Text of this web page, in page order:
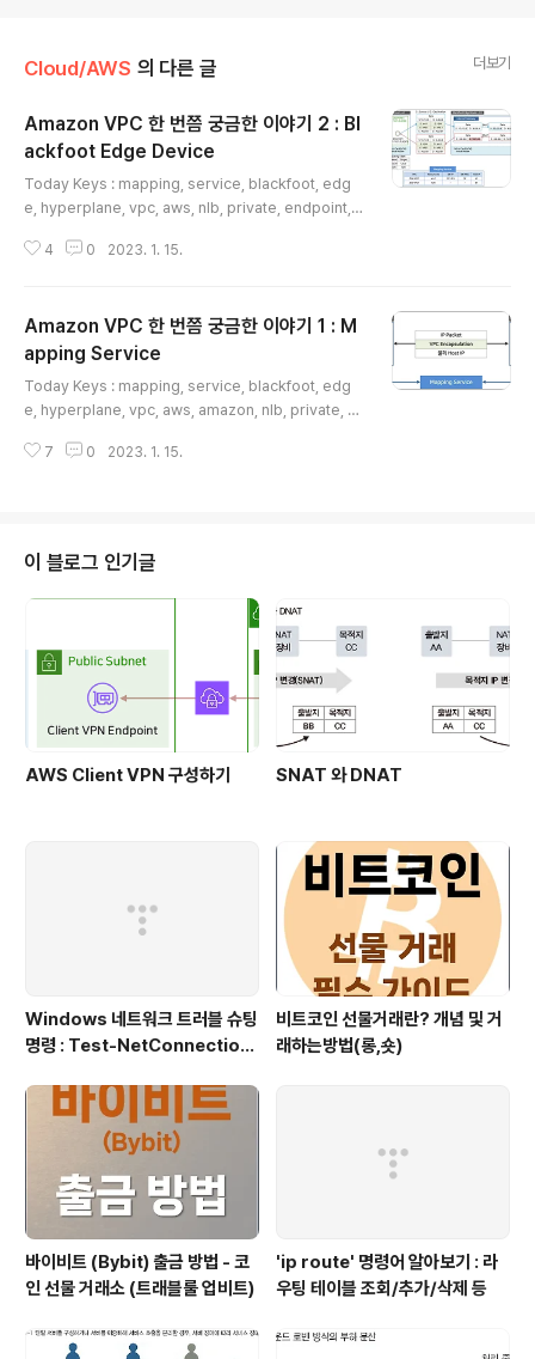
Cloud/AWS 의 다른 글 더보기
Amazon VPC 한 번쯤 궁금한 이야기 2 : Bl
ackfoot Edge Device
Today Keys : mapping, service, blackfoot, edg
e, hyperplane, vpc, aws, nlb, private, endpoint, li
라도 되지만, 한 번쯤 궁금할 수 있는 이야기를 몇 가지 다
것처럼 이번 시리즈에서 다루게 될 주제들에 대해서는 정
확한 자료가 오픈 된 것은 아니기 때문에 기존 re:Invent
토대로 작성된 내용이라서 제가 다룬 내용이 실제와 다를
수 있습니다. (사실 다를 거라고 생각하긴 합니다. ) ..
4 0 2023. 1. 15.
Amazon VPC 한 번쯤 궁금한 이야기 1 : M
apping Service
Today Keys : mapping, service, blackfoot, edg
e, hyperplane, vpc, aws, amazon, nlb, private, e
면서 굳이 몰라도 되지만, 한 번쯤 궁금할 수 있는 이야기를
한 자료가 오픈 된 것은 아니기 때문에 기존 re:Invent에
서 발표된 내용과 동일 주제들도 내용을 다뤘던 글들을 토
대로 작성된 내용이라서 제가 다룬 내용이 실제와 다를 수
있습니다. (사실 다를거라고 생각하긴 합니다. ) 그..
7 0 2023. 1. 15.
이 블로그 인기글
AWS Client VPN 구성하기 SNAT 와 DNAT
Windows 네트워크 트러블 슈팅
명령 : Test-NetConnection
비트코인 선물거래란? 개념 및 거
래하는방법(롱,숏)
바이비트 (Bybit) 출금 방법 - 코
인 선물 거래소 (트래블룰 업비트)
'ip route' 명령어 알아보기 : 라
우팅 테이블 조회/추가/삭제 등